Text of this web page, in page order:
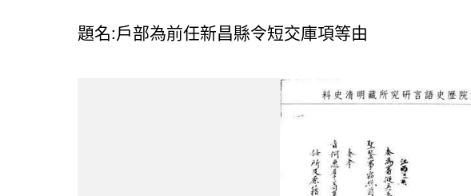
題名:戶部為前任新昌縣令短交庫項等由